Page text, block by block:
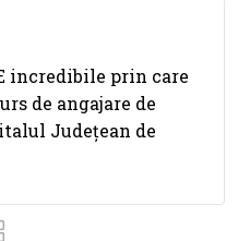
incredibile prin care
de angajare de
Județean de